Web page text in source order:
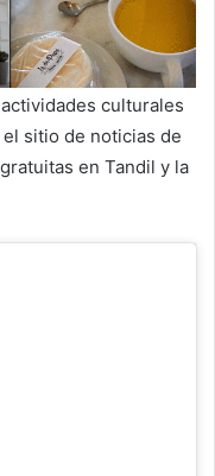
culturales
el sitio de noticias de
en Tandil y la